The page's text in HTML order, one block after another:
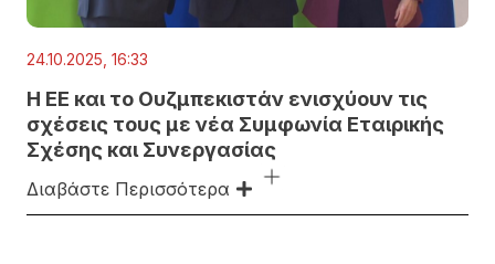
24.10.2025, 16:33
Η ΕΕ και το Ουζμπεκιστάν ενισχύουν τις
σχέσεις τους με νέα Συμφωνία Εταιρικής
Σχέσης και Συνεργασίας
Διαβάστε Περισσότερα